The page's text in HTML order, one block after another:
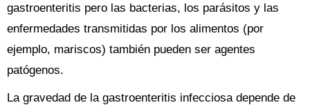
gastroenteritis pero las bacterias, los parásitos y las
enfermedades transmitidas por los alimentos (por
ejemplo, mariscos) también pueden ser agentes
patógenos.
La gravedad de la gastroenteritis infecciosa depende de